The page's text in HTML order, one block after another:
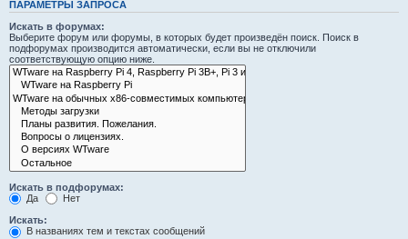
ПАРАМЕТРЫ ЗАПРОСА
Искать в форумах:
Выберите форум или форумы, в которых будет произведён поиск. Поиск в
подфорумах производится автоматически, если вы не отключили
соответствующую опцию ниже.
Искать в подфорумах:
Да
Нет
Искать:
В названиях тем и текстах сообщений